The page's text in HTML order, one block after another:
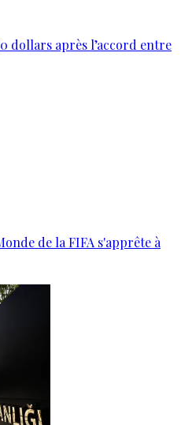
dollars après l’accord entre
de la FIFA s'apprête à